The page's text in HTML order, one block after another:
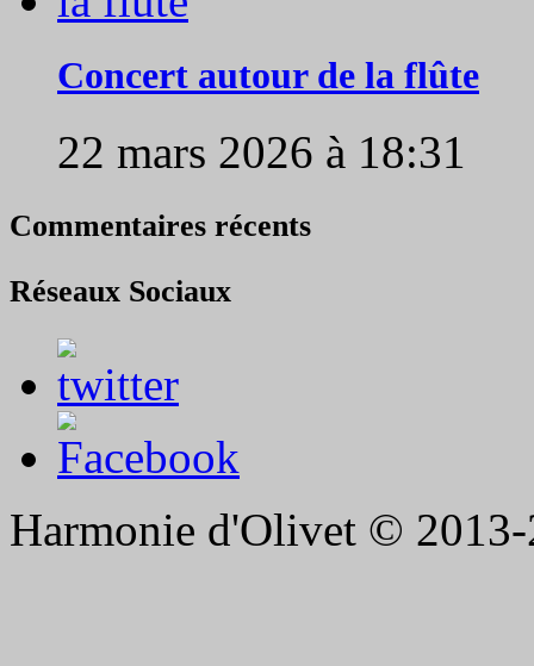
Concert autour de la flûte
22 mars 2026 à 18:31
Commentaires récents
Réseaux Sociaux
Harmonie d'Olivet © 2013-